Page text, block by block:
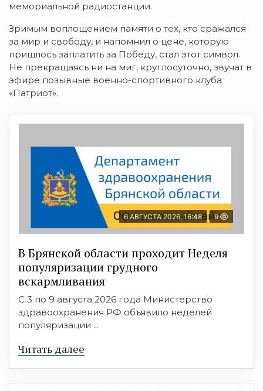
мемориальной радиостанции.
Зримым воплощением памяти о тех, кто сражался
за мир и свободу, и напомнил о цене, которую
пришлось заплатить за Победу, стал этот символ.
Не прекращаясь ни на миг, круглосуточно, звучат в
эфире позывные военно-спортивного клуба
«Патриот».
6 АВГУСТА 2026, 16:48 9
В Брянской области проходит Неделя
популяризации грудного
вскармливания
С 3 по 9 августа 2026 года Министерство
здравоохранения РФ объявило неделей
популяризации ...
Читать далее